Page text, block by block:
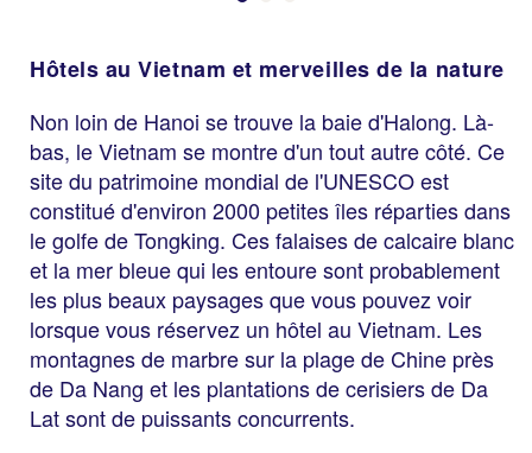
Hôtels au Vietnam et merveilles de la nature
Non loin de Hanoi se trouve la baie d'Halong. Là-
bas, le Vietnam se montre d'un tout autre côté. Ce
site du patrimoine mondial de l'UNESCO est
constitué d'environ 2000 petites îles réparties dans
le golfe de Tongking. Ces falaises de calcaire blanc
et la mer bleue qui les entoure sont probablement
les plus beaux paysages que vous pouvez voir
lorsque vous réservez un hôtel au Vietnam. Les
montagnes de marbre sur la plage de Chine près
de Da Nang et les plantations de cerisiers de Da
Lat sont de puissants concurrents.